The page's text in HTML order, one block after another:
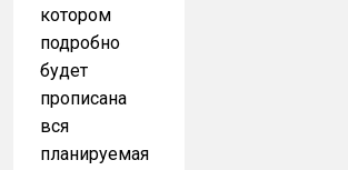
котором
подробно
будет
прописана
вся
планируемая